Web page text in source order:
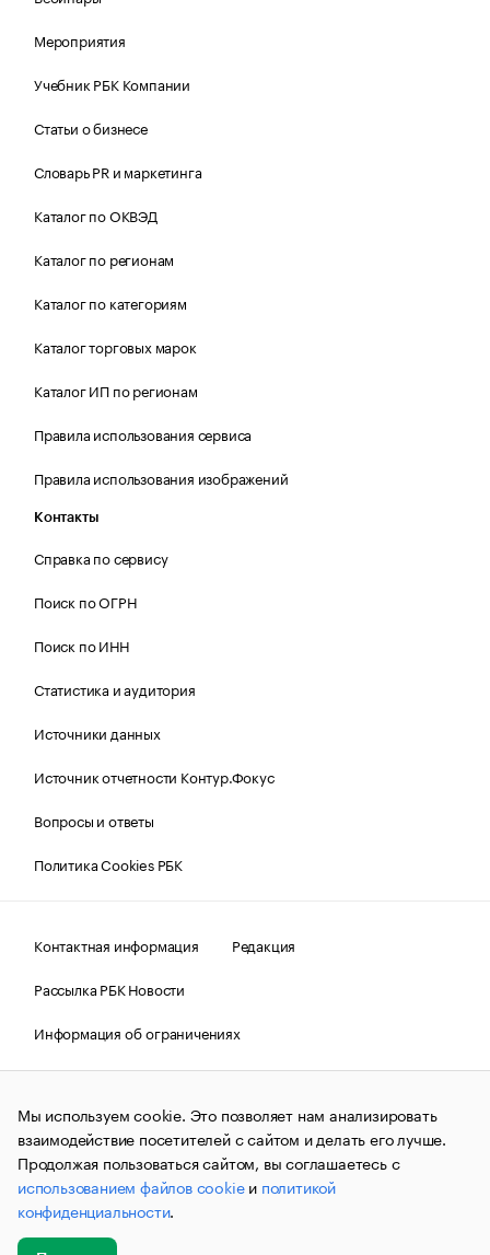
Мероприятия
Учебник РБК Компании
Статьи о бизнесе
Словарь PR и маркетинга
Каталог по ОКВЭД
Каталог по регионам
Каталог по категориям
Каталог торговых марок
Каталог ИП по регионам
Правила использования сервиса
Правила использования изображений
Контакты
Справка по сервису
Поиск по ОГРН
Поиск по ИНН
Статистика и аудитория
Источники данных
Источник отчетности Контур.Фокус
Вопросы и ответы
Политика Cookies РБК
Контактная информация
Редакция
Рассылка РБК Новости
Информация об ограничениях
Правовая информация
О соблюдении авторских прав
© АО «РОСБИЗНЕСКОНСАЛТИНГ»,1995–2026.Сообщения
и материалы информационного агентства «РБК»
(зарегистрировано Федеральной службой по надзору в сфере
связи, информационных технологий и массовых
коммуникаций (Роскомнадзор) 09.12.2015 за номером ИА
№ФС77-63848) сопровождаются пометкой «РБК». Отдельные
публикации могут содержать информацию,
не предназначенную для пользователей
Мы используем cookie. Это позволяет нам анализировать
взаимодействие посетителей с сайтом и делать его лучше.
Продолжая пользоваться сайтом, вы соглашаетесь с
использованием файлов cookieи политикой
конфиденциальности.